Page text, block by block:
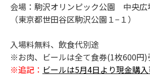
会場：駒沢オリンピック公園 中央広
（東京都世田谷区駒沢公園１−１）
入場料無料、飲食代別途
※お肉、ビールは全て食券(1枚600円)
※追記： ビールは5月4日より現金購